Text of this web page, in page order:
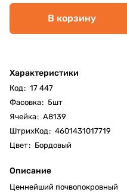
В корзину
Характеристики
Код: 17 447
Фасовка: 5шт
Ячейка: А8139
ШтрихКод: 4601431017719
Цвет: Бордовый
Описание
Ценнейший почвопокровный